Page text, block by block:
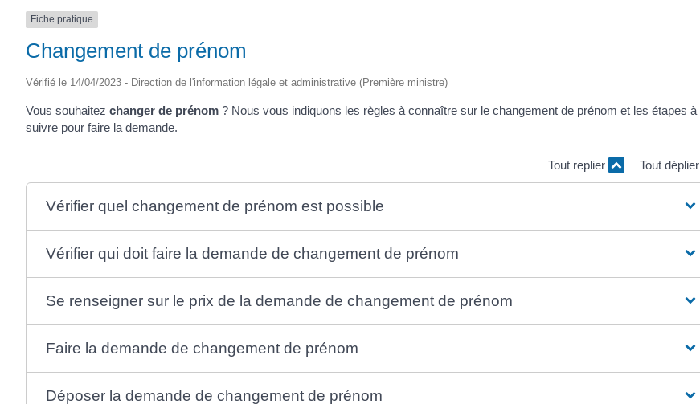
Fiche pratique
Changement de prénom
Vérifié le 14/04/2023 - Direction de l'information légale et administrative (Première ministre)
Vous souhaitez changer de prénom ? Nous vous indiquons les règles à connaître sur le changement de prénom et les étapes à
suivre pour faire la demande.
Tout replier Tout déplier
Vérifier quel changement de prénom est possible
Vérifier qui doit faire la demande de changement de prénom
Se renseigner sur le prix de la demande de changement de prénom
Faire la demande de changement de prénom
Déposer la demande de changement de prénom